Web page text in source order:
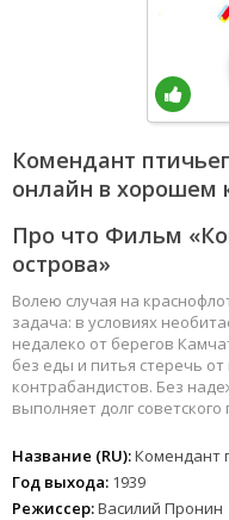
Комендант
онлайн в хорошем
Про что Фильм
острова»
Волею случая на
задача: в условиях
недалеко от берегов
без еды и питья стеречь
контрабандистов. Без
выполняет долг
Название (RU):Комендант
Год выхода: 1939
Режиссер:Василий Пронин